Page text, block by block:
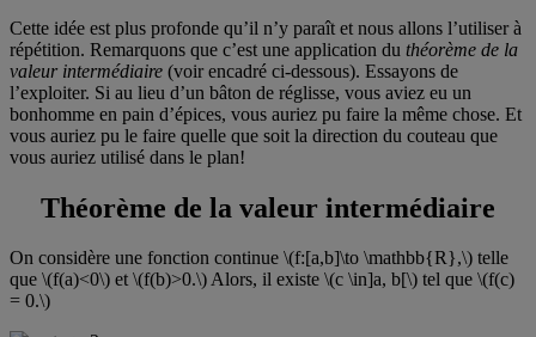
Cette idée est plus profonde qu’il n’y paraît et nous allons l’utiliser à
répétition. Remarquons que c’est une application du théorème de la
valeur intermédiaire (voir encadré ci-dessous). Essayons de
l’exploiter. Si au lieu d’un bâton de réglisse, vous aviez eu un
bonhomme en pain d’épices, vous auriez pu faire la même chose. Et
vous auriez pu le faire quelle que soit la direction du couteau que
vous auriez utilisé dans le plan!
Théorème de la valeur intermédiaire
On considère une fonction continue \(f:[a,b]\to \mathbb{R},\) telle
que \(f(a)<0\) et \(f(b)>0.\) Alors, il existe \(c \in]a, b[\) tel que \(f(c)
= 0.\)